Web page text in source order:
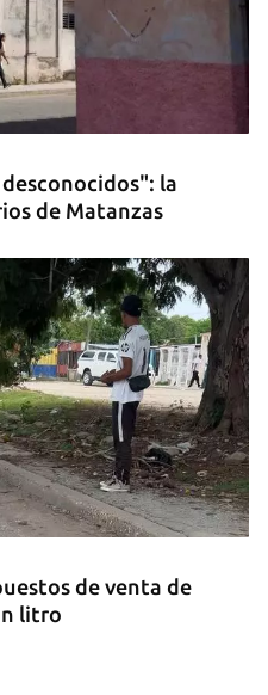
la
de Matanzas
de venta de
litro